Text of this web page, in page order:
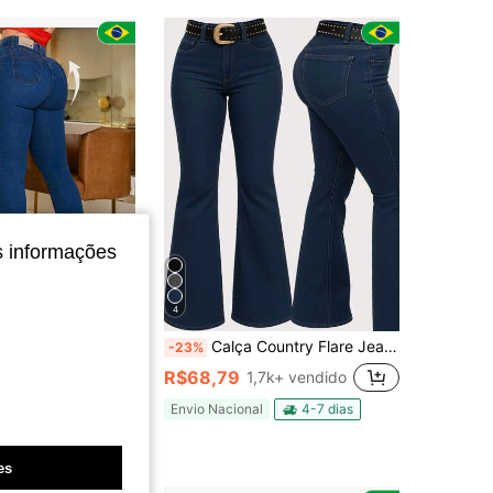
4,86 112
4,86 112
4
-23% Calça Country Flare Jeans Feminina Lisa Modela Bumbum Linha Premium Cintura Alta com Lycra Rodeio Cavalgada West
R$68,79 1,7k+ vendido
Envio Nacional 4-7 dias
informações